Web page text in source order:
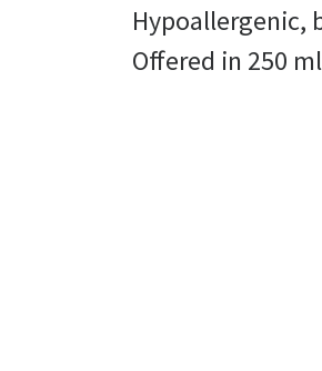
Hypoallergenic,
Offered in 250